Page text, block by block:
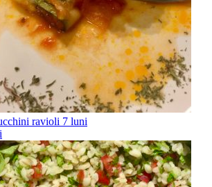
ravioli 7 luni